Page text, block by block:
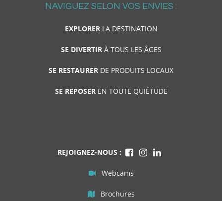
NAVIGUEZ SELON VOS ENVIES :
EXPLORERLA DESTINATION
SE DIVERTIRÀ TOUS LES ÂGES
SE RESTAURER DE PRODUITS LOCAUX
SE REPOSEREN TOUTE QUIÉTUDE
REJOIGNEZ-NOUS :
Webcams
Brochures